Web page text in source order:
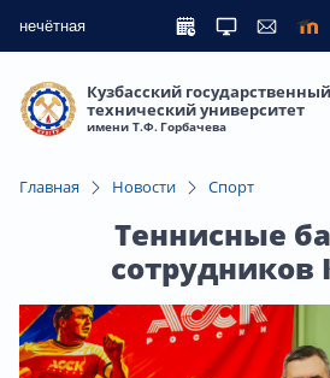
нечётная
Кузбасский государственный
технический университет
имени Т.Ф. Горбачева
Главная Новости Спорт
Теннисные
сотрудников